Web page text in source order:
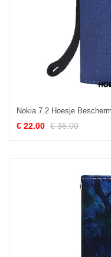
€ 22.00 € 36.00